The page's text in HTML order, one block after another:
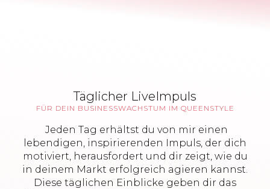
Täglicher LiveImpuls
FÜR DEIN BUSINESSWACHSTUM IM QUEENSTYLE
Jeden Tag erhältst du von mir einen
lebendigen, inspirierenden Impuls, der dich
motiviert, herausfordert und dir zeigt, wie du
in deinem Markt erfolgreich agieren kannst.
Diese täglichen Einblicke geben dir das